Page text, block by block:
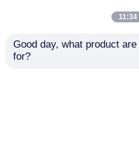
11:34
Good day, what product
for?